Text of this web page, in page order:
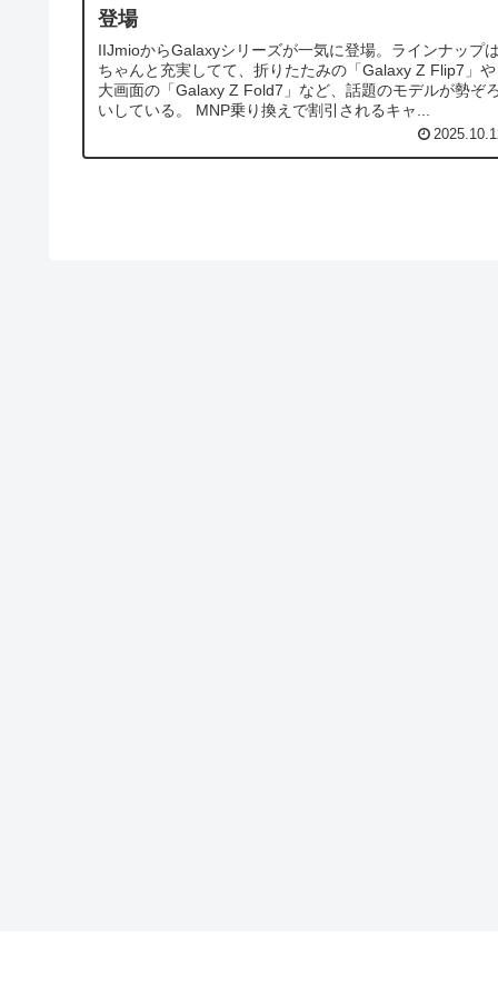
登場
IIJmioからGalaxyシリーズが一気に登場。ラインナップは
ちゃんと充実してて、折りたたみの「Galaxy Z Flip7」や
大画面の「Galaxy Z Fold7」など、話題のモデルが勢ぞろ
いしている。 MNP乗り換えで割引されるキャ...